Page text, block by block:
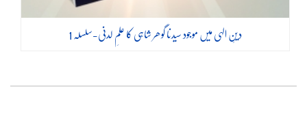
دینِ الہی میں موجود سیدنا گوھر شاہی کا علمِ لدنی-سلسلہ 1